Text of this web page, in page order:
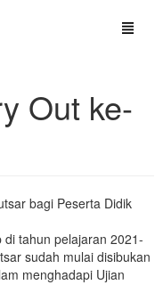
Out ke-
bagi Peserta Didik
tahun pelajaran 2021-
sudah mulai disibukan
menghadapi Ujian